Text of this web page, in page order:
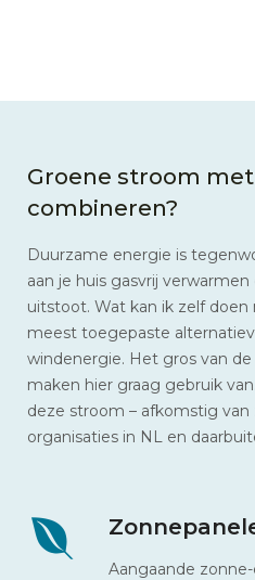
Groene stroom
combineren?
Duurzame energie is
aan je huis gasvrij
uitstoot. Wat kan ik zelf
meest toegepaste
windenergie. Het gros van
maken hier graag gebruik
deze stroom – afkomstig van
organisaties in NL en
Aangaande